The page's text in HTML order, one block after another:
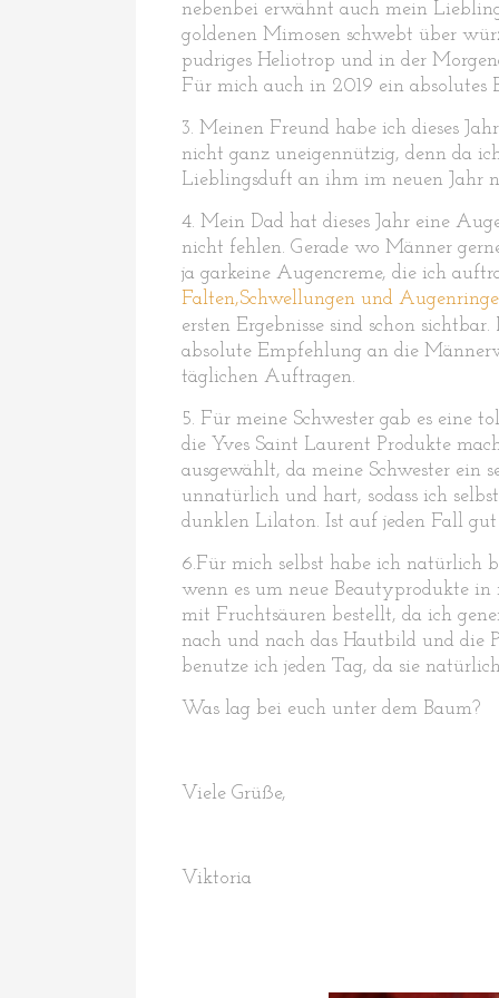
nebenbei erwähnt auch mein
goldenen Mimosen schwebt über
pudriges Heliotrop und in der
Für mich auch in 2019 ein absolutes
3. Meinen Freund habe ich dieses
nicht ganz uneigennützig, denn da
Lieblingsduft an ihm im neuen Jahr
4. Mein Dad hat dieses Jahr eine
nicht fehlen. Gerade wo Männer
ja garkeine Augencreme, die ich
Falten,Schwellungen und Augenringe
ersten Ergebnisse sind schon
absolute Empfehlung an die
täglichen Auftragen.
5. Für meine Schwester gab es eine
die Yves Saint Laurent Produkte
ausgewählt, da meine Schwester ein
unnatürlich und hart, sodass ich
dunklen Lilaton. Ist auf jeden Fall
6.Für mich selbst habe ich natürlich
wenn es um neue Beautyprodukte in
mit Fruchtsäuren bestellt, da ich
nach und nach das Hautbild und die
benutze ich jeden Tag, da sie
Was lag bei euch unter dem Baum?
Viele Grüße,
Viktoria